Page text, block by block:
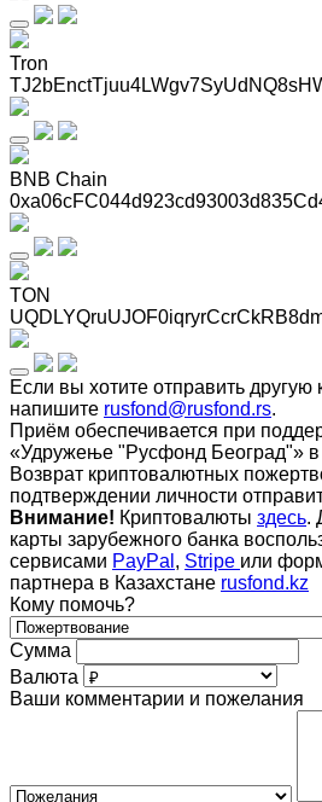
Tron
BNB Chain
TON
Если вы хотите отправить другую
напишите rusfond@rusfond.rs.
Приём обеспечивается при
«Удружење "Русфонд Београд"»
Возврат криптовалютных
подтверждении личности
Внимание! Криптовалюты здесь.
карты зарубежного банка
сервисами PayPal , Stripe или
партнера в Казахстане rusfond.kz
Кому помочь?
Сумма
Валюта
Ваши комментарии и пожелания